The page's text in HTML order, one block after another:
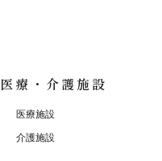
医療・介護施設
医療施設
介護施設